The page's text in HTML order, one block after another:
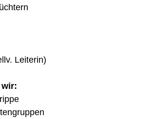
Leiterin)
wir: